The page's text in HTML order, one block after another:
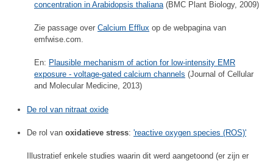
concentration in Arabidopsis thaliana(BMC Plant Biology, 2009)
Zie passage over Calcium Efflux op de webpagina van
emfwise.com.
En: Plausible mechanism of action for low-intensity EMR
exposure - voltage-gated calcium channels (Journal of Cellular
and Molecular Medicine, 2013)
De rol van nitraat oxide
De rol van oxidatieve stress: 'reactive oxygen species (ROS)'
Illustratief enkele studies waarin dit werd aangetoond (er zijn er